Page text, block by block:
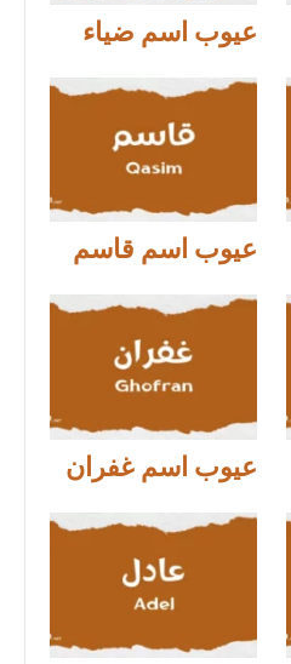
عيوب اسم ضياء
عيوب اسم قاسم
عيوب اسم غفران